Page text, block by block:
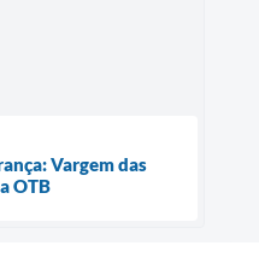
Vargem das
OTB